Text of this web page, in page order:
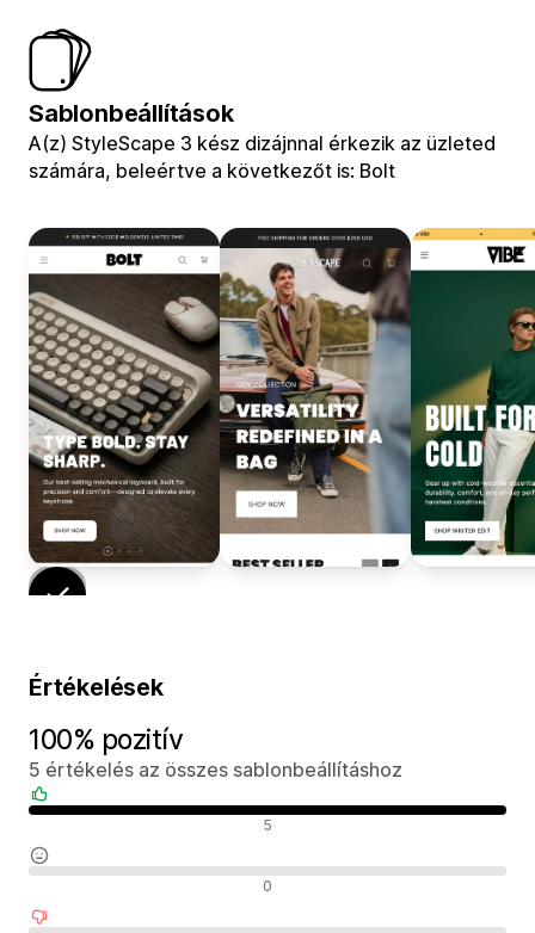
Sablonbeállítások
A(z) StyleScape 3 kész dizájnnal érkezik az üzleted
számára, beleértve a következőt is: Bolt
Értékelések
100% pozitív
5 értékelés az összes sablonbeállításhoz
5
0